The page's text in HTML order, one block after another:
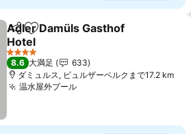
シェアお気に入りに追加
Adler Damüls Gasthof
Hotel
料金を表示
4 ホテルのランク
8.6 大満足
633
ダミュルス, ビュルザーベルクまで17.2 km
温水屋外プール料金を表示